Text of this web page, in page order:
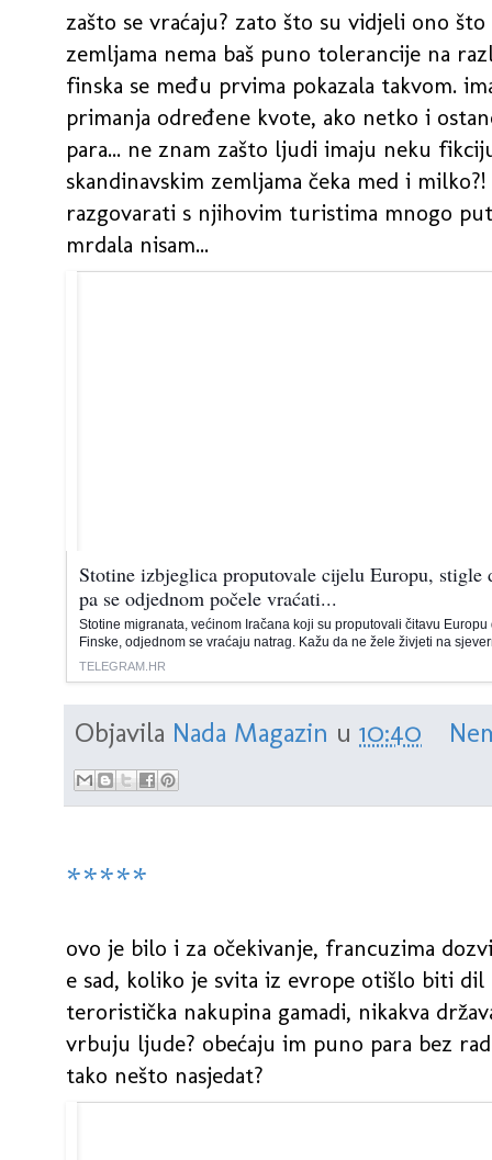
zašto se vraćaju? zato što su vidjeli ono
zemljama nema baš puno tolerancije na
finska se među prvima pokazala takvom.
primanja određene kvote, ako netko i
para... ne znam zašto ljudi imaju neku
skandinavskim zemljama čeka med i
razgovarati s njihovim turistima mnogo
mrdala nisam...
Stotine izbjeglica proputovale cijelu Europu, stigle
pa se odjednom počele vraćati...
Stotine migranata, većinom Iračana koji su proputovali čitavu
Finske, odjednom se vraćaju natrag. Kažu da ne žele živjeti na
TELEGRAM.HR
Objavila Nada Magazin u 10:40
*****
ovo je bilo i za očekivanje, francuzima
e sad, koliko je svita iz evrope otišlo biti
teroristička nakupina gamadi, nikakva
vrbuju ljude? obećaju im puno para bez
tako nešto nasjedat?